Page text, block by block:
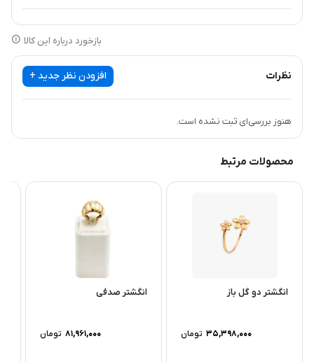
منعکس می‌کنند.
این طرح نماد
میان دو جزء است.
استایل:
مدرن، مینیمال با تزئینات درخشان؛ مناسب برای استایل روزانه
انگشتر مستقل برای ایجاد جلوه‌ای برجسته.
بازخورد درباره این کالا
نظرات افزودن نظر جدید +
هنوز بررسی‌ای ثبت نشده است.
محصولات مرتبط
انگشتر دو گل باز
35,398,000 تومان
انگشتر صدفی
81,961,000 تومان